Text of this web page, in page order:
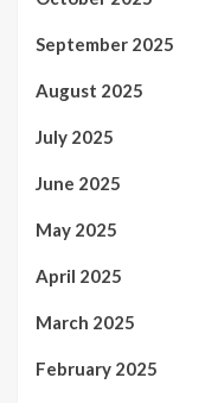
September 2025
August 2025
July 2025
June 2025
May 2025
April 2025
March 2025
February 2025